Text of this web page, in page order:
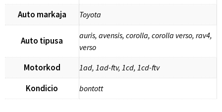
Auto markaja Toyota
Auto tipusa
auris, avensis, corolla, corolla verso, rav4,
verso
Motorkod 1ad, 1ad-ftv, 1cd, 1cd-ftv
Kondicio bontott